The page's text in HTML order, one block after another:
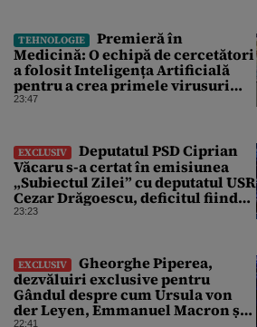
TEHNOLOGIE
Premieră în
Medicină: O echipă de cercetători
a folosit Inteligența Artificială
pentru a crea primele virusuri
sintetice la tratarea de E.coli
23:47
EXCLUSIV
Deputatul PSD Ciprian
Văcaru s-a certat în emisiunea
„Subiectul Zilei” cu deputatul USR
Cezar Drăgoescu, deficitul fiind
motivul scandalului
23:23
EXCLUSIV
Gheorghe Piperea,
dezvăluiri exclusive pentru
Gândul despre cum Ursula von
der Leyen, Emmanuel Macron și
22:41